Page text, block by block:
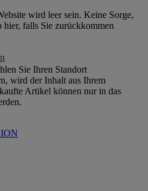
wird leer sein. Keine Sorge,
falls Sie zurückkommen
Sie Ihren Standort
wird der Inhalt aus Ihrem
Artikel können nur in das